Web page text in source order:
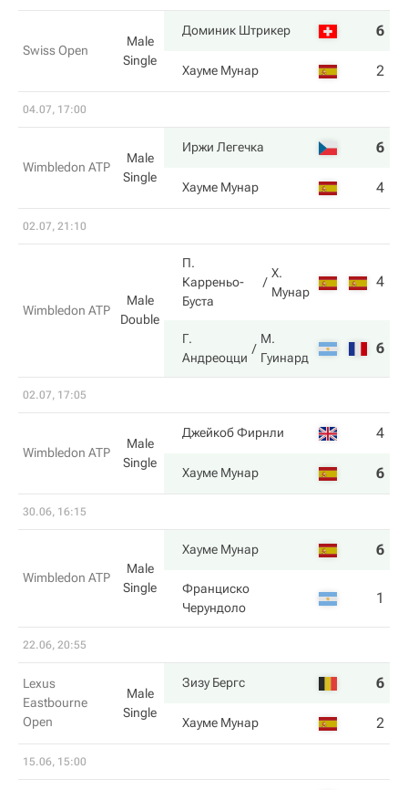
Swiss Open
Male
Single
Доминик Штрикер 6
Хауме Мунар 2
04.07, 17:00
Wimbledon ATP
Male
Single
Иржи Легечка 6
Хауме Мунар 4
02.07, 21:10
Wimbledon ATP
Male
Double
П.
Карреньо-
Буста
Х.
Мунар
4
Г.
Андреоцци
М.
Гуинард
6
02.07, 17:05
Wimbledon ATP
Male
Single
Джейкоб Фирнли 4
Хауме Мунар 6
30.06, 16:15
Wimbledon ATP
Male
Single
Хауме Мунар 6
Франциско
Черундоло
1
22.06, 20:55
Lexus
Eastbourne
Open
Male
Single
Зизу Бергс 6
Хауме Мунар 2
15.06, 15:00